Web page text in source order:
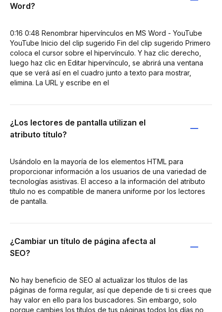
Word?
0:16 0:48 Renombrar hipervínculos en MS Word - YouTube
YouTube Inicio del clip sugerido Fin del clip sugerido Primero
coloca el cursor sobre el hipervínculo. Y haz clic derecho,
luego haz clic en Editar hipervínculo, se abrirá una ventana
que se verá así en el cuadro junto a texto para mostrar,
elimina. La URL y escribe en el
¿Los lectores de pantalla utilizan el
atributo título?
Usándolo en la mayoría de los elementos HTML para
proporcionar información a los usuarios de una variedad de
tecnologías asistivas. El acceso a la información del atributo
título no es compatible de manera uniforme por los lectores
de pantalla.
¿Cambiar un título de página afecta al
SEO?
No hay beneficio de SEO al actualizar los títulos de las
páginas de forma regular, así que depende de ti si crees que
hay valor en ello para los buscadores. Sin embargo, solo
porque cambies los títulos de tus páginas todos los días no